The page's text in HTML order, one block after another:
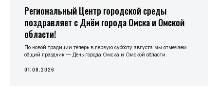
Региональный Центр городской среды
поздравляет с Днём города Омска и Омской
области!
По новой традиции теперь в первую субботу августа мы отмечаем
общий праздник — День города Омска и Омской области.
01.08.2026